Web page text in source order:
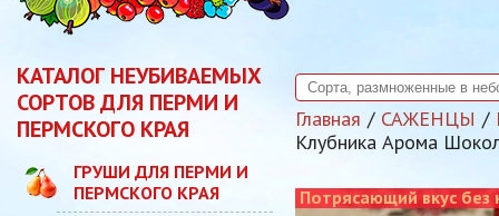
КАТАЛОГ НЕУБИВАЕМЫХ
СОРТОВ ДЛЯ ПЕРМИ И
ПЕРМСКОГО КРАЯ
ГРУШИ ДЛЯ ПЕРМИ И
ПЕРМСКОГО КРАЯ
Главная САЖЕНЦЫ
Клубника Арома
Потрясающий вкус без